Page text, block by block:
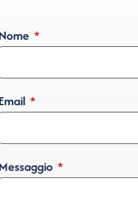
Nome
Email
Messaggio